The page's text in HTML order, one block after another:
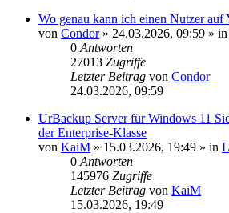
Wo genau kann ich einen Nutzer auf
von Condor» 24.03.2026, 09:59 » in
0Antworten
27013 Zugriffe
Letzter Beitrag von Condor
24.03.2026, 09:59
UrBackup Server für Windows 11
der Enterprise-Klasse
von KaiM » 15.03.2026, 19:49 » in
0Antworten
145976 Zugriffe
Letzter Beitrag von KaiM
15.03.2026, 19:49